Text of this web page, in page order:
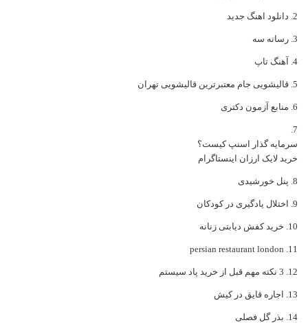
دانلود اهنگ جدید
رسانه سه
آهنگ تاپ
قالیشویی جام معتبرترین قالیشویی تهران
منابع آزمون دکتری
سرمایه گذار اسنپ کیست؟
خرید لایک ارزان اینستاگرام
پنل خورشیدی
اختلال یادگیری در کودکان
خرید کفش دیابتی زنانه
persian restaurant london
3 نکته مهم قبل از خرید پاد سیستم
اجاره قایق در کیش
بذر گل فصلی